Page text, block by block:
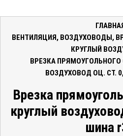
ВЕНТИЛЯЦИЯ, ВОЗДУХОВОДЫ,
КРУГЛЫЙ
ВРЕЗКА ПРЯМОУГОЛЬНОГО
ВОЗДУХОВОД ОЦ. СТ.
Врезка
круглый
шина